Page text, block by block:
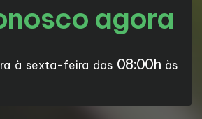
agora
à sexta-feira das 08:00h às